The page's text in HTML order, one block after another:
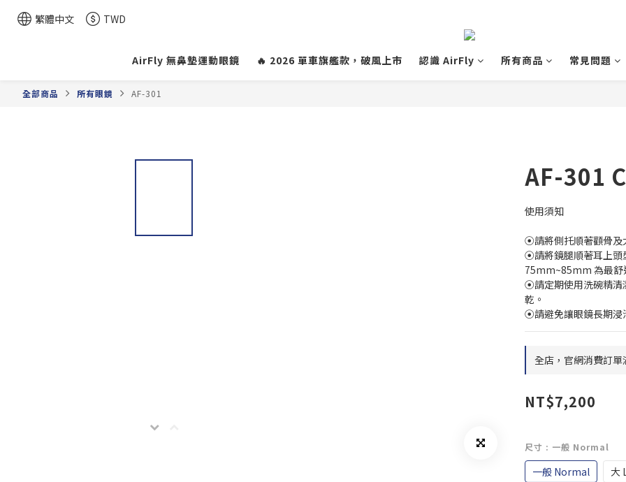
繁體中文 TWD
AirFly 無鼻墊運動眼鏡 🔥 2026 單車旗艦款，破風上市 認識 AirFly 所有商品 常見問題
全部商品 所有眼鏡 AF-301
AF-301
使用須知
⦿請將側托順著顴骨及
⦿請將鏡腿順著耳上頭
75mm~85mm 為最舒
⦿請定期使用洗碗精清
乾。
⦿請避免讓眼鏡長期浸
全店，官網消費訂
NT$7,200
尺寸 : 一般 Normal
一般 Normal 大